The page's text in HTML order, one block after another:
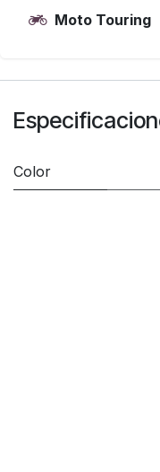
Moto Touring
Color